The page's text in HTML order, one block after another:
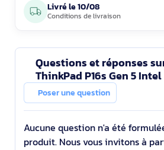
Livré le10/08
Conditions de livraison
Questions et réponses
ThinkPad P16s Gen 5
356H 16p WUXGA 32Go
RTX PRO 1000 Bw
Poser une question
Aucune question n'a été
produit. Nous vous invitons à